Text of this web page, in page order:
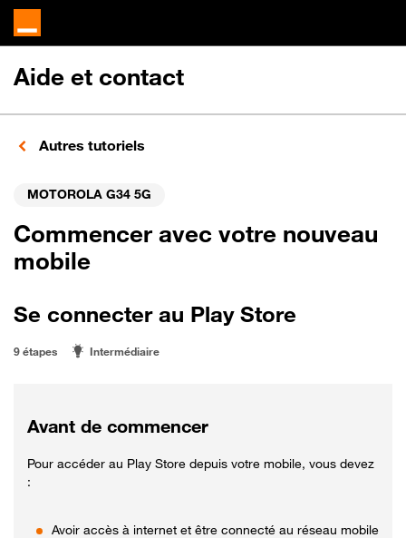
Aide et contact
Autres tutoriels
MOTOROLA G34 5G
Commencer avec votre nouveau
mobile
Se connecter au Play Store
9 étapes Intermédiaire
Avant de commencer
Pour accéder au Play Store depuis votre mobile, vous devez
:
Avoir accès à internet et être connecté au réseau mobile